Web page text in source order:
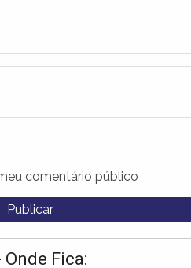
comentário público
Fica: